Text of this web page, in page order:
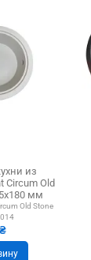
из
Circum Old
мм
Old Stone